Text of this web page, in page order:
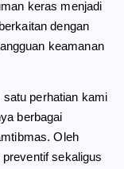
keras menjadi
dengan
keamanan
perhatian kami
berbagai
Oleh
sekaligus